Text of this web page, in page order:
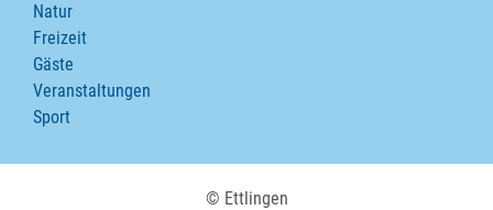
Natur
Freizeit
Gäste
Veranstaltungen
Sport
© Ettlingen